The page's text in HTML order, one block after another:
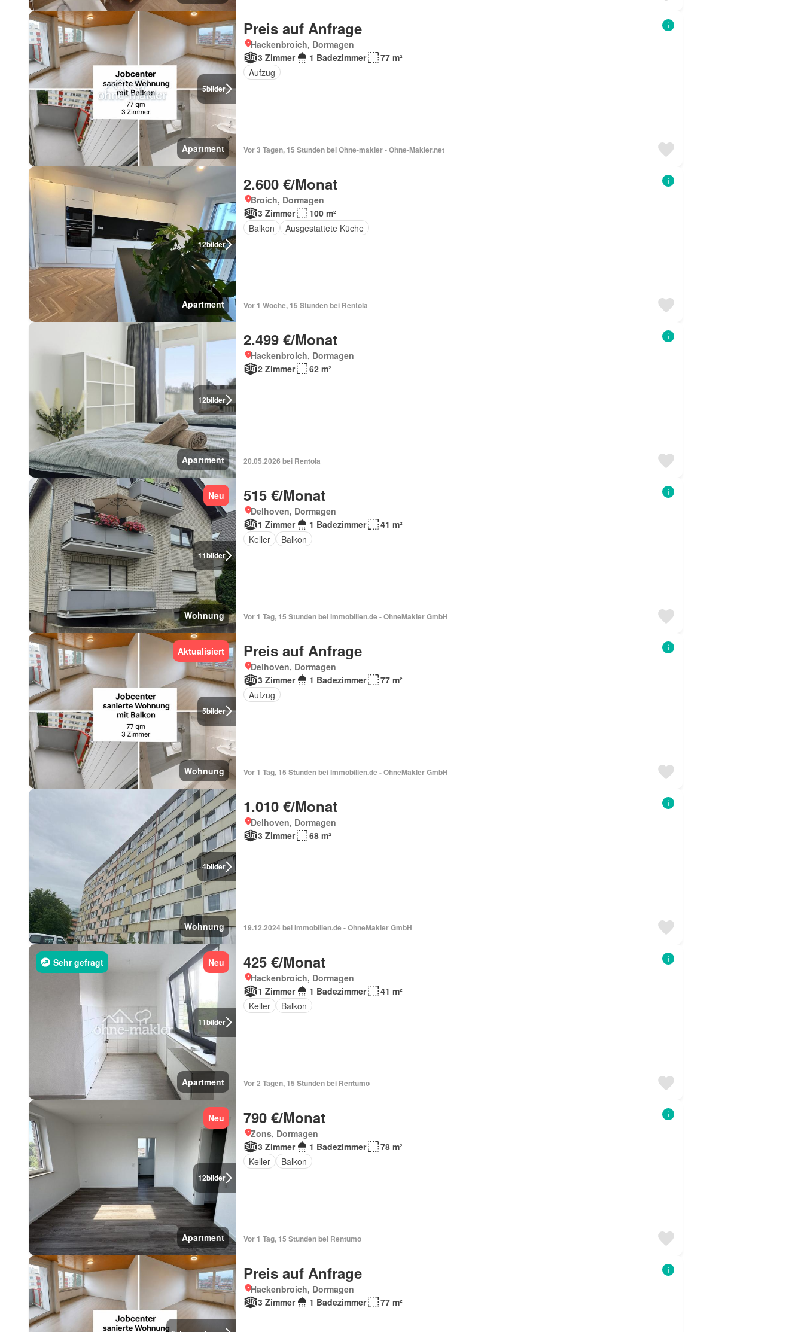
5bilder
Apartment
Preis auf Anfrage
Hackenbroich, Dormagen
3 Zimmer
1 Badezimmer
77 m²
Aufzug
Vor 3 Tagen, 15 Stunden bei Ohne-makler - Ohne-Makler.net
12bilder
Apartment
2.600 €/Monat
Broich, Dormagen
3 Zimmer
100 m²
Balkon
Ausgestattete Küche
Vor 1 Woche, 15 Stunden bei Rentola
12bilder
Apartment
2.499 €/Monat
Hackenbroich, Dormagen
2 Zimmer
62 m²
20.05.2026 bei Rentola
11bilder
Neu
Wohnung
515 €/Monat
Delhoven, Dormagen
1 Zimmer
1 Badezimmer
41 m²
Keller
Balkon
Vor 1 Tag, 15 Stunden bei Immobilien.de - OhneMakler GmbH
5bilder
Aktualisiert
Wohnung
Preis auf Anfrage
Delhoven, Dormagen
3 Zimmer
1 Badezimmer
77 m²
Aufzug
Vor 1 Tag, 15 Stunden bei Immobilien.de - OhneMakler GmbH
4bilder
Wohnung
1.010 €/Monat
Delhoven, Dormagen
3 Zimmer
68 m²
19.12.2024 bei Immobilien.de - OhneMakler GmbH
11bilder
Sehr gefragt Neu
Apartment
425 €/Monat
Hackenbroich, Dormagen
1 Zimmer
1 Badezimmer
41 m²
Keller
Balkon
Vor 2 Tagen, 15 Stunden bei Rentumo
12bilder
Neu
Apartment
790 €/Monat
Zons, Dormagen
3 Zimmer
1 Badezimmer
78 m²
Keller
Balkon
Vor 1 Tag, 15 Stunden bei Rentumo
Preis auf Anfrage
Hackenbroich, Dormagen
3 Zimmer
1 Badezimmer 77 m²